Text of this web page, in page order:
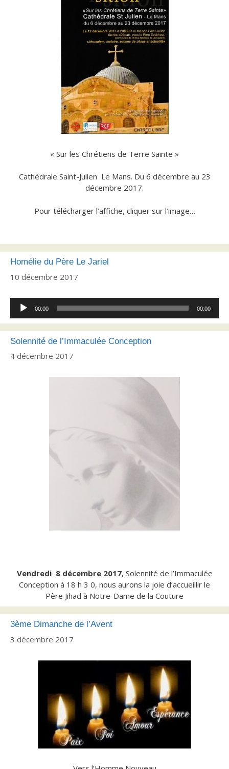
« Sur les Chrétiens de Terre Sainte »
Cathédrale Saint-Julien Le Mans. Du 6 décembre au 23
décembre 2017.
Pour télécharger l’affiche, cliquer sur l’image…
Homélie du Père Le Jariel
10 décembre 2017
Lecteur
audio
00:00 00:00
Solennité de l’Immaculée Conception
4 décembre 2017
Vendredi 8 décembre 2017, Solennité de l’Immaculée
Conception à 18 h 3 0, nous aurons la joie d’accueillir le
Père Jihad à Notre-Dame de la Couture
3ème Dimanche de l’Avent
3 décembre 2017